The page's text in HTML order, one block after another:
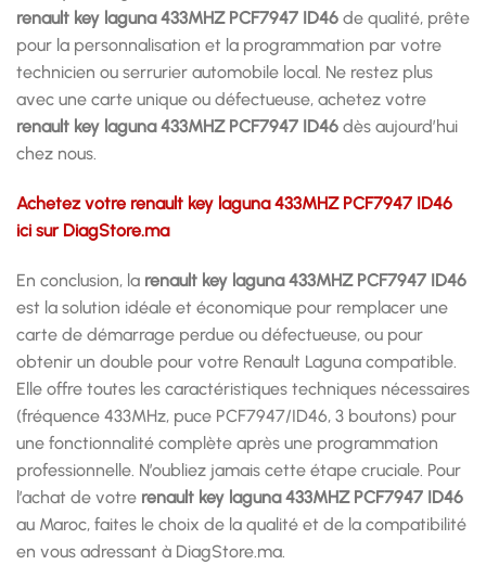
renault key laguna 433MHZ PCF7947 ID46 de qualité, prête
pour la personnalisation et la programmation par votre
technicien ou serrurier automobile local. Ne restez plus
avec une carte unique ou défectueuse, achetez votre
renault key laguna 433MHZ PCF7947 ID46 dès aujourd’hui
chez nous.
Achetez votre renault key laguna 433MHZ PCF7947 ID46
ici sur DiagStore.ma
En conclusion, la renault key laguna 433MHZ PCF7947 ID46
est la solution idéale et économique pour remplacer une
carte de démarrage perdue ou défectueuse, ou pour
obtenir un double pour votre Renault Laguna compatible.
Elle offre toutes les caractéristiques techniques nécessaires
(fréquence 433MHz, puce PCF7947/ID46, 3 boutons) pour
une fonctionnalité complète après une programmation
professionnelle. N’oubliez jamais cette étape cruciale. Pour
l’achat de votre renault key laguna 433MHZ PCF7947 ID46
au Maroc, faites le choix de la qualité et de la compatibilité
en vous adressant à DiagStore.ma.